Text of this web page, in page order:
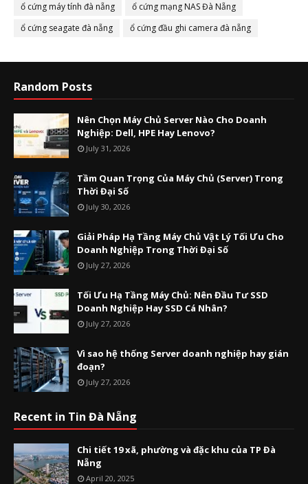
ổ cứng máy tính đà nẵng
ổ cứng mạng NAS Đà Nẵng
ổ cứng seagate đà nẵng
ổ cứng đầu ghi camera đà nẵng
Random Posts
Nên Chọn Máy Chủ Server Nào Cho Doanh
Nghiệp: Dell, HPE Hay Lenovo?
July 31, 2026
Tầm Quan Trọng Của Máy Chủ (Server) Trong
Thời Đại Số
July 30, 2026
Giải Pháp Hạ Tầng Máy Chủ Vật Lý Tối Ưu Cho
Doanh Nghiệp Trong Thời Đại Số
July 27, 2026
Tối Ưu Hạ Tầng Máy Chủ: Nên Đầu Tư SSD
Doanh Nghiệp Hay SSD Cá Nhân?
July 27, 2026
Vì sao hệ thống Server doanh nghiệp hay gián
đoạn?
July 27, 2026
Recent in Tin Đà Nẵng
Chi tiết 19 xã, phường và đặc khu của TP Đà
Nẵng
April 20, 2025